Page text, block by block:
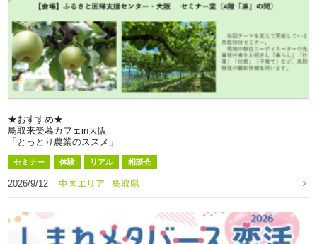
★おすすめ★
鳥取来楽暮カフェin大阪
「とっとり農業のススメ」
セミナー 体験 リアル 相談会
2026/9/12 中国エリア 鳥取県